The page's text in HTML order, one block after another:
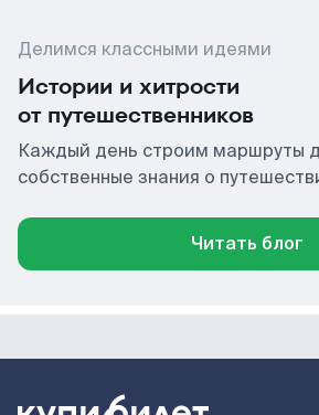
Делимся классными идеями
Истории и хитрости
от путешественников
Каждый день строим маршруты
собственные знания о
Читать блог